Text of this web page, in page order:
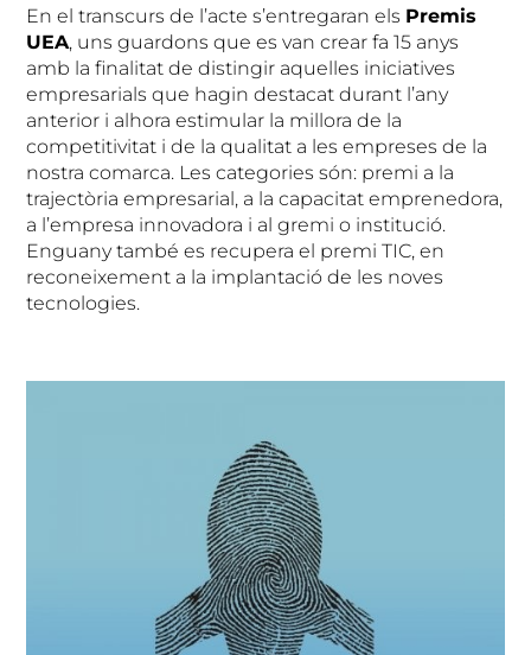
En el transcurs de l’acte s’entregaran els Premis
UEA, uns guardons que es van crear fa 15 anys
amb la finalitat de distingir aquelles iniciatives
empresarials que hagin destacat durant l’any
anterior i alhora estimular la millora de la
competitivitat i de la qualitat a les empreses de la
nostra comarca. Les categories són: premi a la
trajectòria empresarial, a la capacitat emprenedora,
a l’empresa innovadora i al gremi o institució.
Enguany també es recupera el premi TIC, en
reconeixement a la implantació de les noves
tecnologies.